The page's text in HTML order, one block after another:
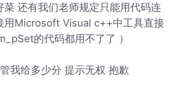
菜 还有我们老师规定只能用代码连
用Microsoft Visual c++中工具直接
的代码都用不了了 ）
我给多少分 提示无权 抱歉